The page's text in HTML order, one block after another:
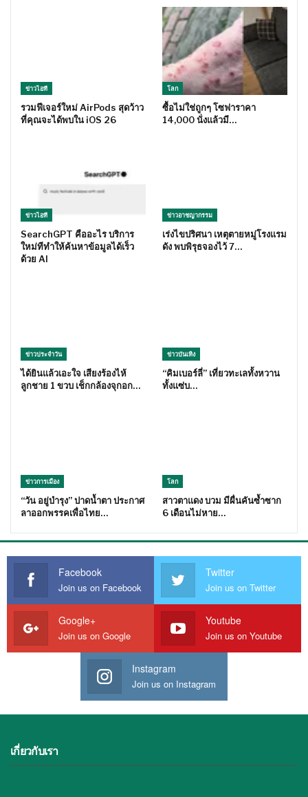
ข่าวไอที
รวมฟีเจอร์ใหม่ AirPods สุดว้าว
ที่คุณจะได้พบใน iOS 26
โลก
ซื้อไม่ใช่ถูกๆ โซฟาราคา
14,000 นั่งแล้วมี…
ข่าวไอที
SearchGPT คืออะไร บริการ
ใหม่ทีทำให้ค้นหาข้อมูลได้เร็ว
ด้วย AI
ข่าวอาชญากรรม
เร่งไขปริศนา เหตุตายหมู่โรงแรม
ดัง พบพิรุธจองไว้ 7…
ข่าวประจำวัน
ได้ยินแล้วเอะใจ เสียงร้องไห้
ลูกชาย 1 ขวบ เช็กกล้องจุกอก…
ข่าวบันเทิง
“คิมเบอร์ลี่” เที่ยวทะเลทั้งหวาน
ทั้งแซ่บ…
ข่าวการเมือง
“วัน อยู่บำรุง” ปาดน้ำตา ประกาศ
ลาออกพรรคเพื่อไทย…
โลก
สาวตาแดง บวม มีผื่นคันซ้ำซาก
6 เดือนไม่หาย…
Facebook
Join us on Facebook
Twitter
Join us on Twitter
Google+
Join us on Google
Youtube
Join us on Youtube
Instagram
Join us on Instagram
เกี่ยวกับเรา